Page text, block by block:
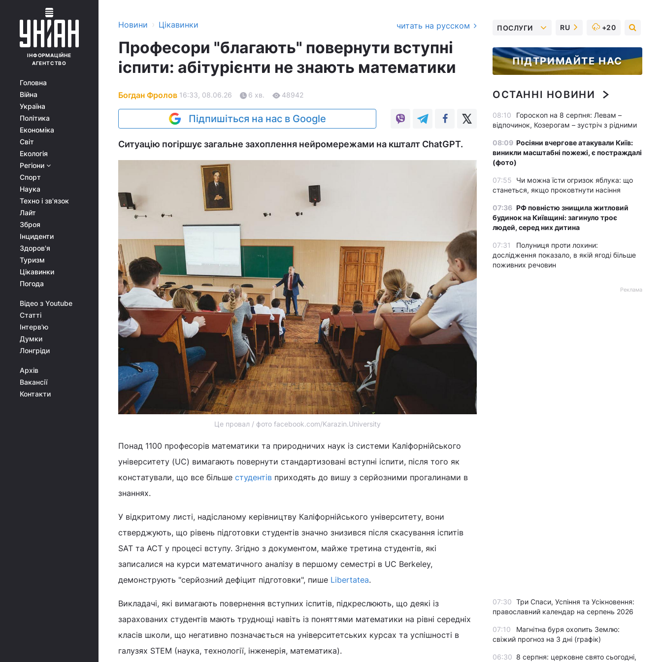
ІНФОРМАЦІЙНЕ
АГЕНТСТВО
Головна
Війна
Україна
Політика
Економіка
Світ
Екологія
Регіони
Спорт
Наука
Техно і зв'язок
Лайт
Зброя
Інциденти
Здоров'я
Туризм
Цікавинки
Погода
Відео з Youtube
Статті
Інтерв'ю
Думки
Лонгріди
Архів
Вакансії
Контакти
Новини › Цікавинки читать на русском
Професори "благають" повернути вступні
іспити: абітурієнти не знають математики
Богдан Фролов 16:33, 08.06.26 6 хв. 48942
Підпишіться на нас в Google
Ситуацію погіршує загальне захоплення нейромережами на кшталт ChatGPT.
Це провал / фото facebook.com/Karazin.University
Понад 1100 професорів математики та природничих наук із системи Каліфорнійського
університету (UC) вимагають повернути стандартизовані вступні іспити, після того як
констатували, що все більше студентів приходять до вишу з серйозними прогалинами в
знаннях.
У відкритому листі, надісланому керівництву Каліфорнійського університету, вони
стверджують, що рівень підготовки студентів значно знизився після скасування іспитів
SAT та ACT у процесі вступу. Згідно з документом, майже третина студентів, які
записалися на курси математичного аналізу в першому семестрі в UC Berkeley,
демонструють "серйозний дефіцит підготовки", пише Libertatea.
Викладачі, які вимагають повернення вступних іспитів, підкреслюють, що деякі із
зарахованих студентів мають труднощі навіть із поняттями математики на рівні середніх
класів школи, що негативно позначається на університетських курсах та успішності в
галузях STEM (наука, технології, інженерія, математика).
ПОСЛУГИ RU +20
ПІДТРИМАЙТЕ НАС
ОСТАННІ НОВИНИ
08:10
Гороскоп на 8 серпня: Левам –
відпочинок, Козерогам – зустріч з рідними
08:09 Росіяни вчергове атакували Київ:
виникли масштабні пожежі, є постраждалі
(фото)
07:55
Чи можна їсти огризок яблука: що
станеться, якщо проковтнути насіння
07:36 РФ повністю знищила житловий
будинок на Київщині: загинуло троє
людей, серед них дитина
07:31
Полуниця проти лохини:
дослідження показало, в якій ягоді більше
поживних речовин
Реклама
07:30 Три Спаси, Успіння та Усікновення:
православний календар на серпень 2026
07:10
Магнітна буря охопить Землю:
свіжий прогноз на 3 дні (графік)
06:30 8 серпня: церковне свято сьогодні,